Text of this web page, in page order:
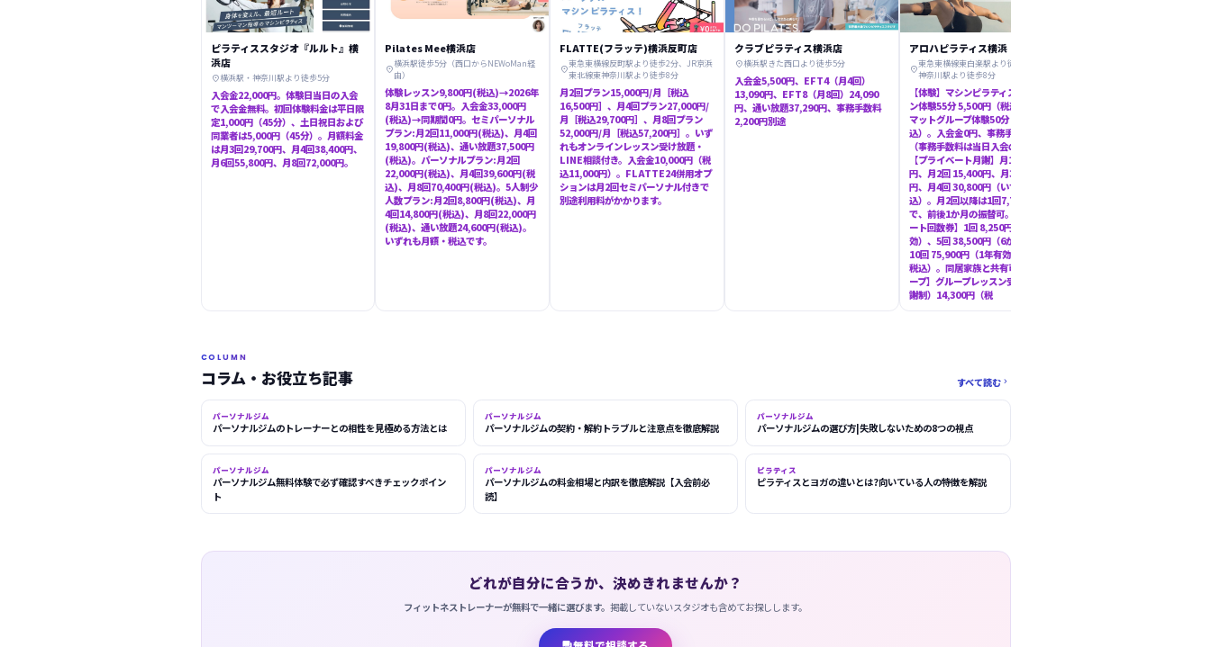
ピラティススタジオ『ルルト』横
浜店
横浜駅・神奈川駅より徒歩5分
入会金22,000円。体験日当日の入会
で入会金無料。初回体験料金は平日限
定1,000円（45分）、土日祝日および
同業者は5,000円（45分）。月額料金
は月3回29,700円、月4回38,400円、
月6回55,800円、月8回72,000円。
Pilates Mee横浜店
横浜駅徒歩5分（西口からNEWoMan経
由）
体験レッスン9,800円(税込)→2026年
8月31日まで0円。入会金33,000円
(税込)→同期間0円。セミパーソナル
プラン:月2回11,000円(税込)、月4回
19,800円(税込)、通い放題37,500円
(税込)。パーソナルプラン:月2回
22,000円(税込)、月4回39,600円(税
込)、月8回70,400円(税込)。5人制少
人数プラン:月2回8,800円(税込)、月
4回14,800円(税込)、月8回22,000円
(税込)、通い放題24,600円(税込)。
いずれも月額・税込です。
FLATTE(フラッテ)横浜反町店
東急東横線反町駅より徒歩2分、JR京浜
東北線東神奈川駅より徒歩8分
月2回プラン15,000円/月［税込
16,500円］、月4回プラン27,000円/
月［税込29,700円］、月8回プラン
52,000円/月［税込57,200円］。いず
れもオンラインレッスン受け放題・
LINE相談付き。入会金10,000円（税
込11,000円）。FLATTE24併用オプ
ションは月2回セミパーソナル付きで
別途利用料がかかります。
クラブピラティス横浜店
横浜駅きた西口より徒歩5分
入会金5,500円、EFT4（月4回）
13,090円、EFT8（月8回）24,090
円、通い放題37,290円、事務手数料
2,200円別途
アロハピラティス横浜
東急東横線東白楽駅より徒歩2分、JR東
神奈川駅より徒歩8分
【体験】マシンピラティスマンツーマ
ン体験55分 5,500円（税込）、少人数
マットグループ体験50分 1,100円（税
込）。入会金0円、事務手数料0円
（事務手数料は当日入会のみ無料）。
【プライベート月謝】月1回 8,000
円、月2回 15,400円、月3回 23,100
円、月4回 30,800円（いずれも税
込）。月2回以降は1回7,700円相当
で、前後1か月の振替可。 【プライベ
ート回数券】1回 8,250円（1か月有
効）、5回 38,500円（6か月有効）、
10回 75,900円（1年有効・いずれも
税込）。同居家族と共有可。 【グル
ープ】グループレッスン受け放題（月
謝制）14,300円（税
COLUMN
コラム・お役立ち記事 すべて読む 
パーソナルジム
パーソナルジムのトレーナーとの相性を見極める方法とは
パーソナルジム
パーソナルジムの契約・解約トラブルと注意点を徹底解説
パーソナルジム
パーソナルジムの選び方|失敗しないための8つの視点
パーソナルジム
パーソナルジム無料体験で必ず確認すべきチェックポイン
ト
パーソナルジム
パーソナルジムの料金相場と内訳を徹底解説【入会前必
読】
ピラティス
ピラティスとヨガの違いとは?向いている人の特徴を解説
どれが自分に合うか、決めきれませんか？
フィットネストレーナーが無料で一緒に選びます。 掲載していないスタジオも含めてお探しします。